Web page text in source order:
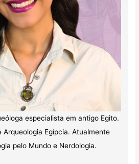
especialista em antigo Egito.
Arqueologia Egípcia. Atualmente
pelo Mundo e Nerdologia.